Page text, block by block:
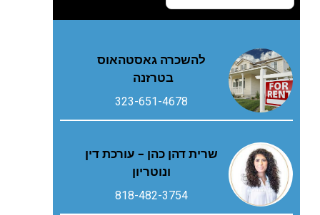
להשכרה גאסטהאוס
בטרזנה
323-651-4678
שרית דהן כהן – עורכת דין
ונוטריון
818-482-3754